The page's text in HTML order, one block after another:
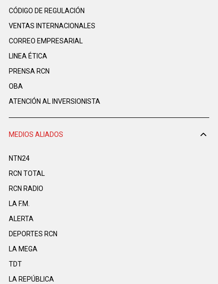
CÓDIGO DE REGULACIÓN
VENTAS INTERNACIONALES
CORREO EMPRESARIAL
LINEA ÉTICA
PRENSA RCN
OBA
ATENCIÓN AL INVERSIONISTA
MEDIOS ALIADOS
NTN24
RCN TOTAL
RCN RADIO
LA F.M.
ALERTA
DEPORTES RCN
LA MEGA
TDT
LA REPÚBLICA